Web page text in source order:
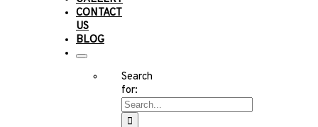
CONTACT
US
BLOG
Search
for: